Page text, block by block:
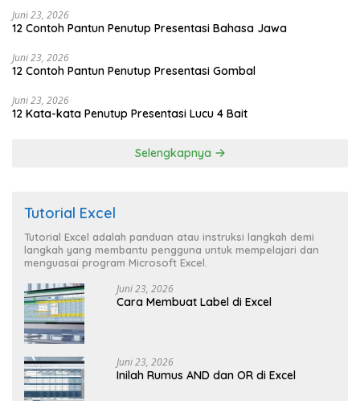
Juni 23, 2026
12 Contoh Pantun Penutup Presentasi Bahasa Jawa
Juni 23, 2026
12 Contoh Pantun Penutup Presentasi Gombal
Juni 23, 2026
12 Kata-kata Penutup Presentasi Lucu 4 Bait
Selengkapnya
Tutorial Excel
Tutorial Excel adalah panduan atau instruksi langkah demi
langkah yang membantu pengguna untuk mempelajari dan
menguasai program Microsoft Excel.
Juni 23, 2026
Cara Membuat Label di Excel
Juni 23, 2026
Inilah Rumus AND dan OR di Excel